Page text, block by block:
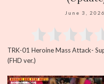
June 3, 2026
TRK-01 Heroine Mass Attack-
(FHD ver.)